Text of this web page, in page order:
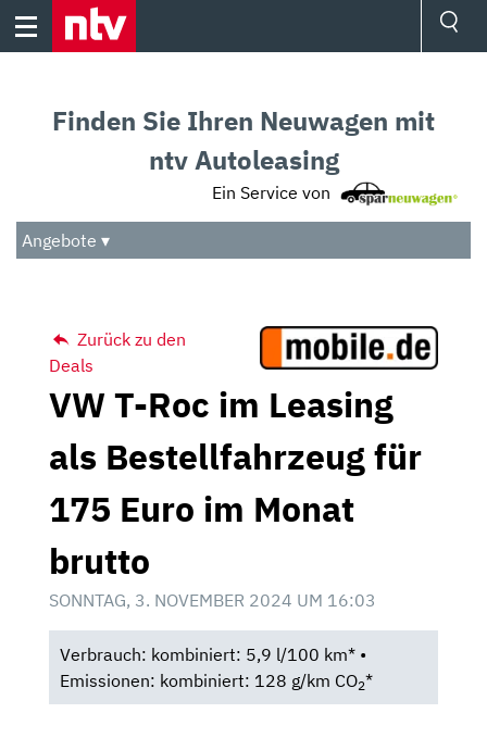
Skip
Audio
Das Beste
Finden Sie Ihren Neuwagen mit
ntv Autoleasing
Ein Service von
Angebote ▾
Zurück zu den
Deals
VW T-Roc im Leasing
als Bestellfahrzeug für
175 Euro im Monat
brutto
SONNTAG, 3. NOVEMBER 2024 UM 16:03
Verbrauch: kombiniert: 5,9 l/100 km* •
Emissionen: kombiniert: 128 g/km CO2*